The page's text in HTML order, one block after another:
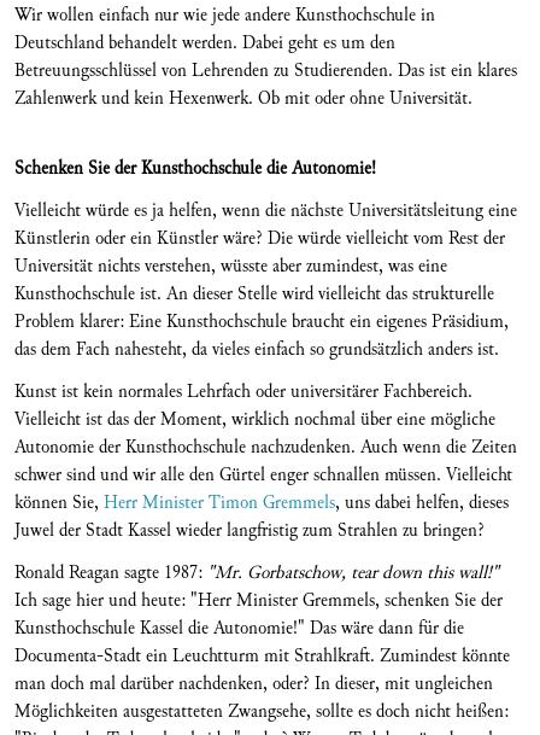
Wir wollen einfach nur wie jede andere Kunsthochschule in
Deutschland behandelt werden. Dabei geht es um den
Betreuungsschlüssel von Lehrenden zu Studierenden. Das ist ein klares
Zahlenwerk und kein Hexenwerk. Ob mit oder ohne Universität.
Schenken Sie der Kunsthochschule die Autonomie!
Vielleicht würde es ja helfen, wenn die nächste Universitätsleitung eine
Künstlerin oder ein Künstler wäre? Die würde vielleicht vom Rest der
Universität nichts verstehen, wüsste aber zumindest, was eine
Kunsthochschule ist. An dieser Stelle wird vielleicht das strukturelle
Problem klarer: Eine Kunsthochschule braucht ein eigenes Präsidium,
das dem Fach nahesteht, da vieles einfach so grundsätzlich anders ist.
Kunst ist kein normales Lehrfach oder universitärer Fachbereich.
Vielleicht ist das der Moment, wirklich nochmal über eine mögliche
Autonomie der Kunsthochschule nachzudenken. Auch wenn die Zeiten
schwer sind und wir alle den Gürtel enger schnallen müssen. Vielleicht
können Sie, Herr Minister Timon Gremmels, uns dabei helfen, dieses
Juwel der Stadt Kassel wieder langfristig zum Strahlen zu bringen?
Ronald Reagan sagte 1987: "Mr. Gorbatschow, tear down this wall!"
Ich sage hier und heute: "Herr Minister Gremmels, schenken Sie der
Kunsthochschule Kassel die Autonomie!" Das wäre dann für die
Documenta-Stadt ein Leuchtturm mit Strahlkraft. Zumindest könnte
man doch mal darüber nachdenken, oder? In dieser, mit ungleichen
Möglichkeiten ausgestatteten Zwangsehe, sollte es doch nicht heißen: